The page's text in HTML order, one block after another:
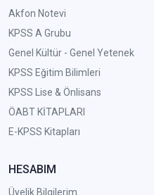
Akfon Notevi
KPSS A Grubu
Genel Kültür - Genel Yetenek
KPSS Eğitim Bilimleri
KPSS Lise & Önlisans
ÖABT KİTAPLARI
E-KPSS Kitapları
HESABIM
Üyelik Bilgilerim